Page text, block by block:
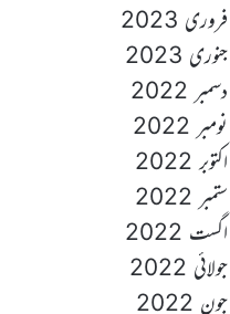
فروری 2023
جنوری 2023
دسمبر 2022
نومبر 2022
اکتوبر 2022
ستمبر 2022
اگست 2022
جولائی 2022
جون 2022